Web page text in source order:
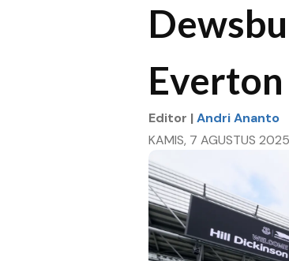
Everton
Editor | Andri Ananto
KAMIS, 7 AGUSTUS